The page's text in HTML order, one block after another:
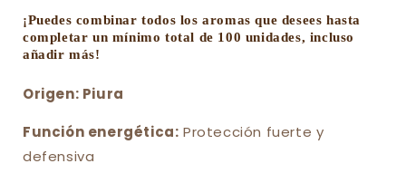
¡Puedes combinar todos los aromas que desees hasta
completar un mínimo total de 100 unidades, incluso
añadir más!
Origen: Piura
Función energética: Protección fuerte y
defensiva